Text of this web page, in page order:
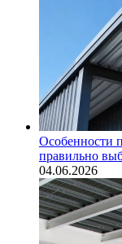
Особенности
правильно
04.06.2026